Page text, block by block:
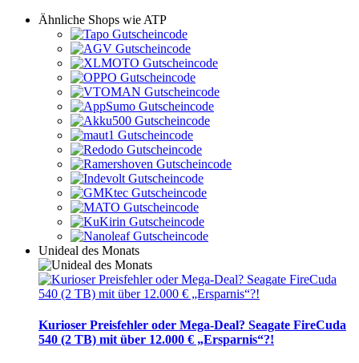
Ähnliche Shops wie ATP
Unideal des Monats
Kurioser Preisfehler oder Mega-Deal? Seagate FireCuda
540 (2 TB) mit über 12.000 € „Ersparnis“?!